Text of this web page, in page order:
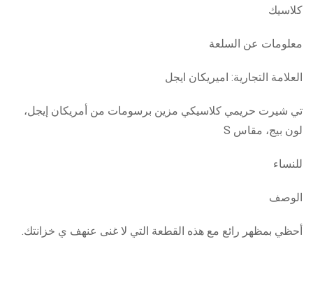
كلاسيك
معلومات عن السلعة
العلامة التجارية: اميريكان ايجل
تي شيرت حريمي كلاسيكي مزين برسومات من أمريكان إيجل،
لون بيج، مقاس S
للنساء
الوصف
أحظي بمظهر رائع مع هذه القطعة التي لا غنى عنهف ي خزانتك.